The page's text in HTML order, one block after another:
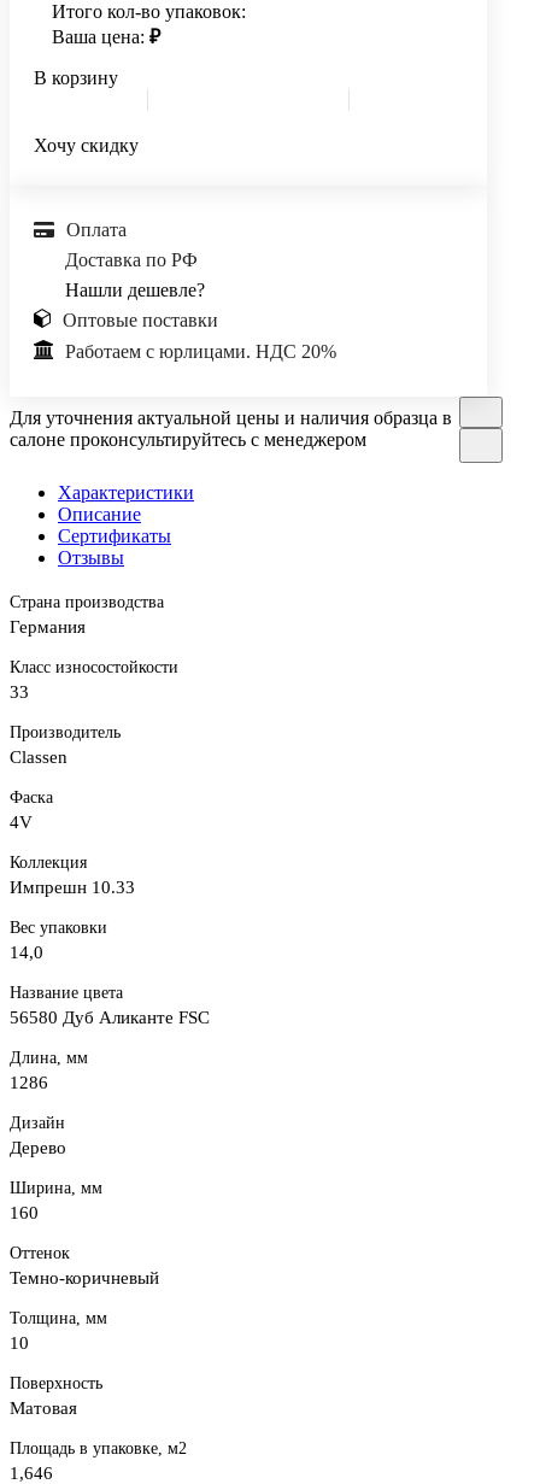
Итого кол-во упаковок:
Ваша цена: ₽
В корзину
Хочу скидку
Оплата
Доставка по РФ
Нашли дешевле?
Оптовые поставки
Работаем с юрлицами. НДС 20%
Для уточнения актуальной цены и наличия образца в
салоне проконсультируйтесь с менеджером
Характеристики
Описание
Сертификаты
Отзывы
Страна производства
Германия
Класс износостойкости
33
Производитель
Classen
Фаска
4V
Коллекция
Импрешн 10.33
Вес упаковки
14,0
Название цвета
56580 Дуб Аликанте FSC
Длина, мм
1286
Дизайн
Дерево
Ширина, мм
160
Оттенок
Темно-коричневый
Толщина, мм
10
Поверхность
Матовая
Площадь в упаковке, м2
1,646